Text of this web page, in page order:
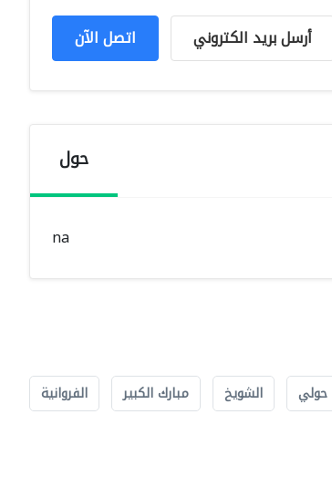
اتصل الآن أرسل بريد الكتروني
حول
na
حولي الشويخ مبارك الكبير الفروانية